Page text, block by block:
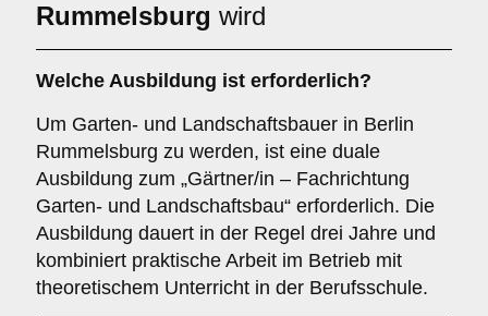
Rummelsburg wird
Welche Ausbildung ist erforderlich?
Um Garten- und Landschaftsbauer in Berlin
Rummelsburg zu werden, ist eine duale
Ausbildung zum „Gärtner/in – Fachrichtung
Garten- und Landschaftsbau“ erforderlich. Die
Ausbildung dauert in der Regel drei Jahre und
kombiniert praktische Arbeit im Betrieb mit
theoretischem Unterricht in der Berufsschule.